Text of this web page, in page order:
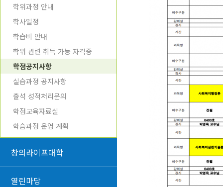
학위과정 안내
학사일정
학습비 안내
학위 관련 취득 가능 자격증
학점공지사항
실습과정 공지사항
출석 성적처리문의
학점교육자료실
학습과정 운영 계획
창의라이프대학
열린마당